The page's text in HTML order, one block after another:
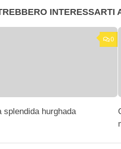
INTERESSARTI
0
splendida hurghada